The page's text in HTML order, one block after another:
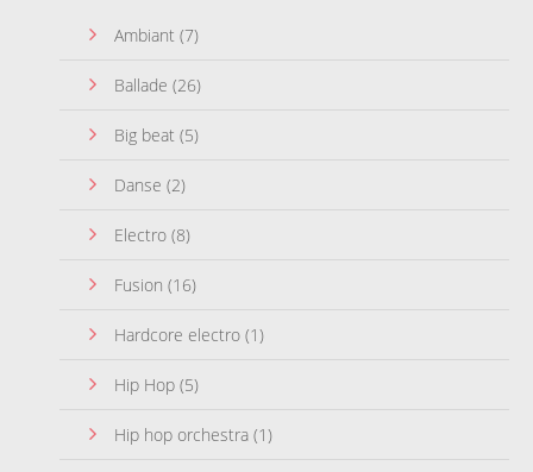
Ambiant (7)
Ballade (26)
Big beat (5)
Danse (2)
Electro (8)
Fusion (16)
Hardcore electro (1)
Hip Hop (5)
Hip hop orchestra (1)